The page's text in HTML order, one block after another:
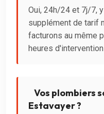
Oui, 24h/24 et 7j/7,
supplément de tarif
facturons au même
heures
Vos plombiers
Estavayer ?